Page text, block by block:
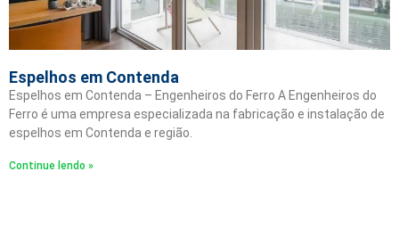
Espelhos em Contenda
Espelhos em Contenda – Engenheiros do Ferro A Engenheiros do
Ferro é uma empresa especializada na fabricação e instalação de
espelhos em Contenda e região.
Continue lendo »